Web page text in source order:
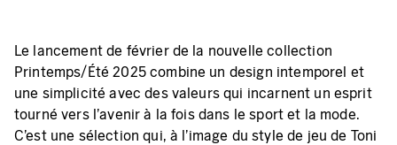
Le lancement de février de la nouvelle collection
Printemps/Été 2025 combine un design intemporel et
une simplicité avec des valeurs qui incarnent un esprit
tourné vers l'avenir à la fois dans le sport et la mode.
C'est une sélection qui, à l'image du style de jeu de Toni